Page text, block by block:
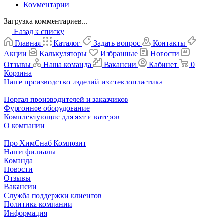
Комментарии
Загрузка комментариев...
Назад к списку
Главная
Каталог Задать вопрос
Контакты
Акции
Калькуляторы Избранные
Новости
Отзывы
Наша команда Вакансии Кабинет
0
Корзина
Наше производство изделий из стеклопластика
Портал производителей и заказчиков
Фургонное оборудование
Комплектующие для яхт и катеров
О компании
Про ХимСнаб Композит
Наши филиалы
Команда
Новости
Отзывы
Вакансии
Служба поддержки клиентов
Политика компании
Информация